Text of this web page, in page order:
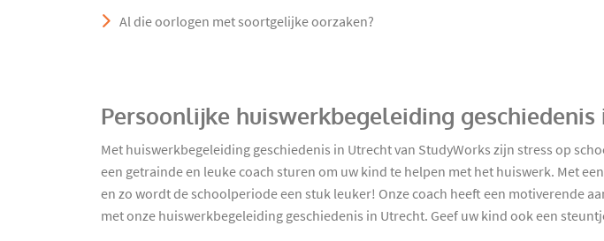
Al die oorlogen met soortgelijke oorzaken?
Persoonlijke huiswerkbegeleiding
Met huiswerkbegeleiding geschiedenis in Utrecht van StudyWorks zijn stress op
een getrainde en leuke coach sturen om uw kind te helpen met het huiswerk. Met
en zo wordt de schoolperiode een stuk leuker! Onze coach heeft een motiverende
met onze huiswerkbegeleiding geschiedenis in Utrecht. Geef uw kind ook een